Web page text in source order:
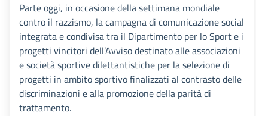
Parte oggi, in occasione della settimana mondiale
contro il razzismo, la campagna di comunicazione social
integrata e condivisa tra il Dipartimento per lo Sport e i
progetti vincitori dell’Avviso destinato alle associazioni
e società sportive dilettantistiche per la selezione di
progetti in ambito sportivo finalizzati al contrasto delle
discriminazioni e alla promozione della parità di
trattamento.